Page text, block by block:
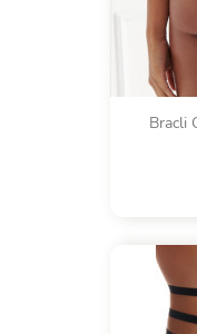
Bracli